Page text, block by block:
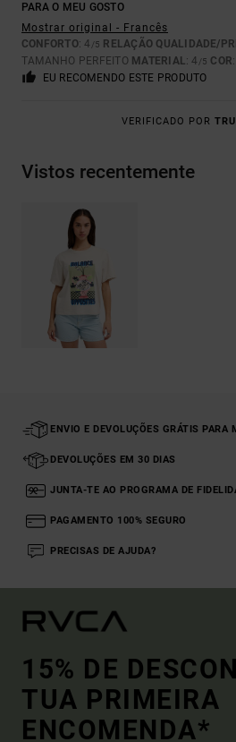
PARA O MEU GOSTO
Mostrar original - Francês
CONFORTO: 4 /5 RELAÇÃO QUALIDADE/
TAMANHO PERFEITO MATERIAL: 4 /5 COR
EU RECOMENDO ESTE PRODUTO
VERIFICADO POR
Vistos recentemente
ENVIO E DEVOLUÇÕES GRÁTIS PARA
DEVOLUÇÕES EM 30 DIAS
JUNTA-TE AO PROGRAMA DE
PAGAMENTO 100% SEGURO
PRECISAS DE AJUDA?
15% DE
TUA PRIMEIRA
ENCOMENDA*